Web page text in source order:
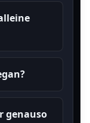
genauso